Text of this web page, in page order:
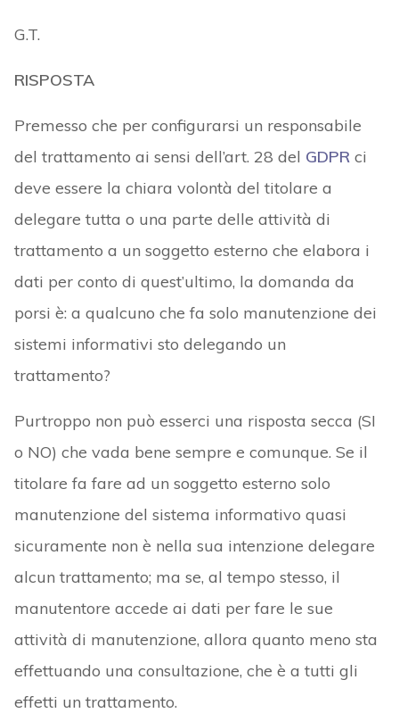
G.T.
RISPOSTA
Premesso che per configurarsi un responsabile
del trattamento ai sensi dell’art. 28 del GDPRci
deve essere la chiara volontà del titolare a
delegare tutta o una parte delle attività di
trattamento a un soggetto esterno che elabora i
dati per conto di quest’ultimo, la domanda da
porsi è: a qualcuno che fa solo manutenzione dei
sistemi informativi sto delegando un
trattamento?
Purtroppo non può esserci una risposta secca (SI
o NO) che vada bene sempre e comunque. Se il
titolare fa fare ad un soggetto esterno solo
manutenzione del sistema informativo quasi
sicuramente non è nella sua intenzione delegare
alcun trattamento; ma se, al tempo stesso, il
manutentore accede ai dati per fare le sue
attività di manutenzione, allora quanto meno sta
effettuando una consultazione, che è a tutti gli
effetti un trattamento.